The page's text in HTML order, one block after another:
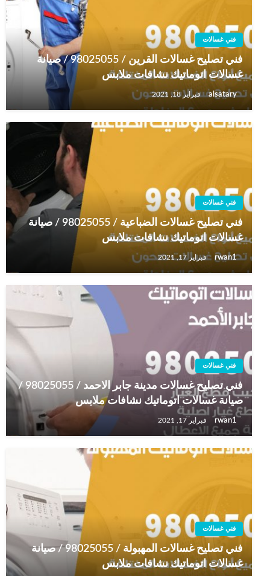
فني غسالات
فني تصليح غسالات القرين / 98025055 / صيانة
غسالات اتوماتيك نشافات ملابس
alsatary فبراير 18, 2021
فني غسالات
فني تصليح غسالات الضباعية / 98025055 / صيانة
غسالات اتوماتيك نشافات ملابس
rwan1 فبراير 17, 2021
فني غسالات
فني تصليح غسالات مدينة جابر الاحمد / 98025055 /
صيانة غسالات اتوماتيك نشافات ملابس
rwan1 فبراير 17, 2021
فني غسالات
فني تصليح غسالات المهبولة / 98025055 / صيانة
غسالات اتوماتيك نشافات ملابس